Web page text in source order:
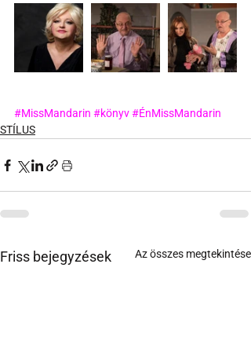
#MissMandarin #könyv#ÉnMissMandarin
STÍLUS
Friss bejegyzések Az összes megtekintése